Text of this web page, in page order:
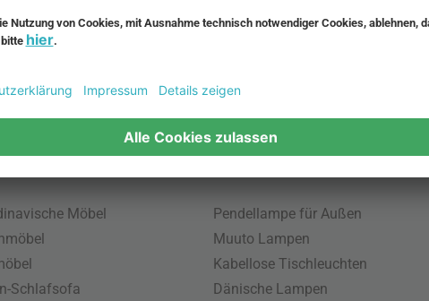
und zzgl.Versandkosten.
Möbel
Schlafsofa
Pendellampe für Außen
Muuto Lampen
Kabellose Tischleuchten
Dänische Lampen